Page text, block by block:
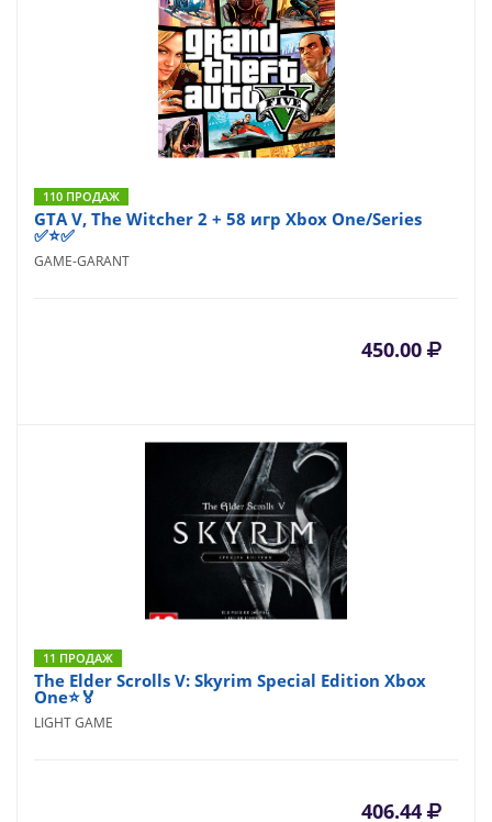
110 ПРОДАЖ
GTA V, The Witcher 2 + 58 игр Xbox One/Series
✅⭐✅
GAME-GARANT
450.00
11 ПРОДАЖ
The Elder Scrolls V: Skyrim Special Edition Xbox
One⭐🏅
LIGHT GAME
406.44